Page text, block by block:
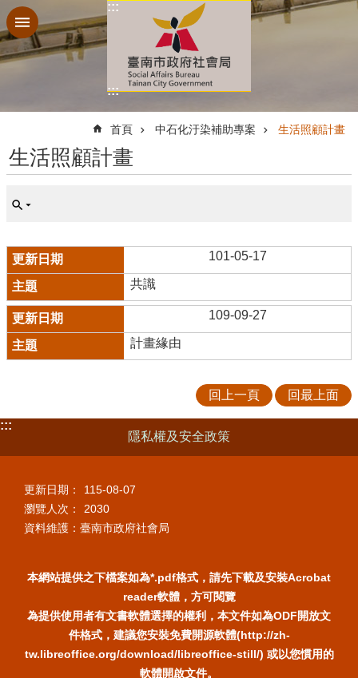
跳到主要內容區塊
:::
:::
首頁 中石化汙染補助專案 生活照顧計畫
生活照顧計畫
101-05-17
共識
109-09-27
計畫緣由
回上一頁 回最上面
:::
隱私權及安全政策
更新日期：
115-08-07
瀏覽人次：
2030
資料維護：臺南市政府社會局
本網站提供之下檔案如為*.pdf格式，請先下載及安裝Acrobat
reader軟體，方可閱覽
為提供使用者有文書軟體選擇的權利，本文件如為ODF開放文
件格式，建議您安裝免費開源軟體(http://zh-
tw.libreoffice.org/download/libreoffice-still/) 或以您慣用的
軟體開啟文件。